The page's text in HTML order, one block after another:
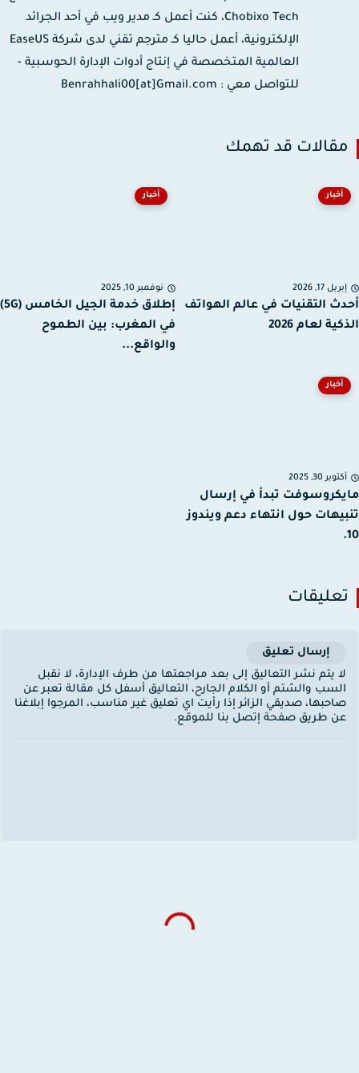
Chobixo Tech، كنت أعمل كـ مدير ويب في أحد الجرائد
الإلكترونية، أعمل حاليا كـ مترجم تقني لدى شركة EaseUS
العالمية المتخصصة في إنتاج أدوات الإدارة الحوسبية -
للتواصل معي : Benrahhali00[at]Gmail.com
قد تهمك
أخبار
17, 2026
التقنيات في عالم الهواتف
لعام 2026
أخبار
نوفمبر 10, 2025
إطلاق خدمة الجيل الخامس (5G)
في المغرب: بين الطموح
والواقع...
أخبار
30, 2025
تبدأ في إرسال
حول انتهاء دعم ويندوز
إرسال تعليق
يتم نشر التعاليق إلى بعد مراجعتها من طرف الإدارة، لا نقبل
والشتم أو الكلام الجارح، التعاليق أسفل كل مقالة تعبر عن
صديقي الزائر إذا رأيت اي تعليق غير مناسب، المرجوا إبلاغنا
طريق صفحة إتصل بنا للموقع.